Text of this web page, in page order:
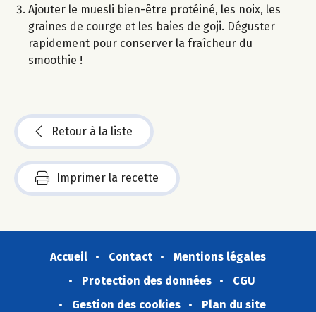
Ajouter le muesli bien-être protéiné, les noix, les
graines de courge et les baies de goji. Déguster
rapidement pour conserver la fraîcheur du
smoothie !
Retour à la liste
Imprimer la recette
Accueil Contact
Mentions légales
Protection des données
CGU
Gestion des cookies
Plan du site